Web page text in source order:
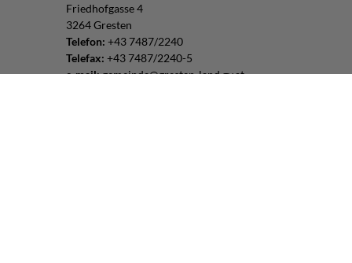
Friedhofgasse 4
3264 Gresten
Telefon: +43 7487/2240
Telefax: +43 7487/2240-5
e-mail:gemeinde@gresten-land.gv.at